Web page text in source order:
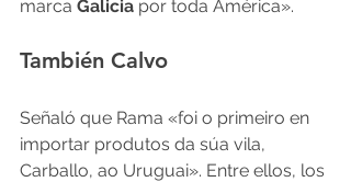
marca Galicia por toda América».
También Calvo
Señaló que Rama «foi o primeiro en
importar produtos da súa vila,
Carballo, ao Uruguai». Entre ellos, los